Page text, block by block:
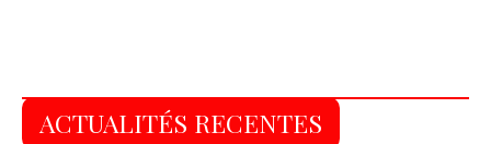
ACTUALITÉS RECENTES